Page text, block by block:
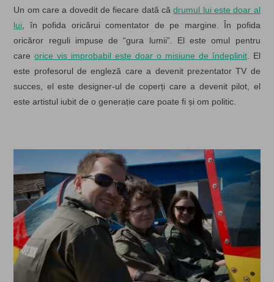
Un om care a dovedit de fiecare dată cădrumul lui este doar al
lui , în pofida oricărui comentator de pe margine. În pofida
oricăror reguli impuse de “gura lumii”. El este omul pentru
careorice vis improbabil este doar o misiune de îndeplinit. El
este profesorul de engleză care a devenit prezentator TV de
succes, el este designer-ul de coperți care a devenit pilot, el
este artistul iubit de o generație care poate fi și om politic.